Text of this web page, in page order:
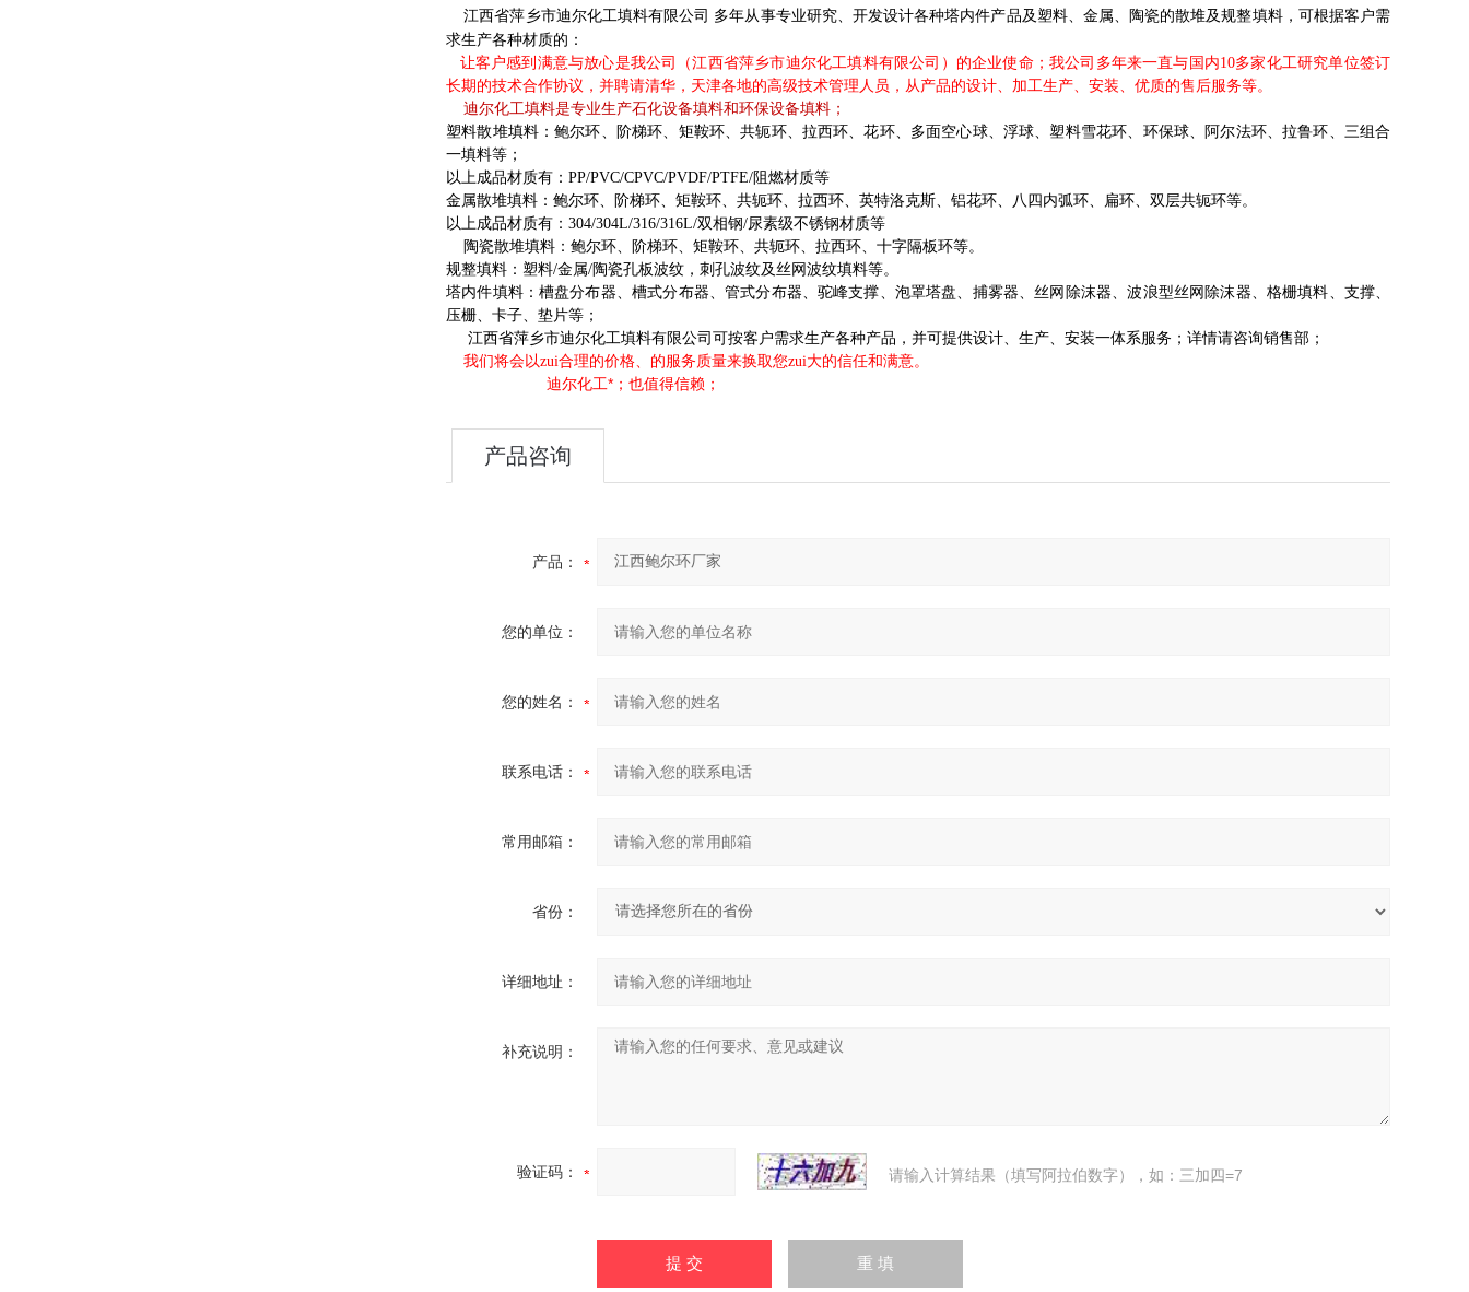
江西省萍乡市迪尔化工填料有限公司 多年从事专业研究、开发设计各种塔内件产品及塑料、金属、陶瓷的散堆及规整填料，可根据客户需
求生产各种材质的：
让客户感到满意与放心是我公司（江西省萍乡市迪尔化工填料有限公司）的企业使命；我公司多年来一直与国内10多家化工研究单位签订
长期的技术合作协议，并聘请清华，天津各地的高级技术管理人员，从产品的设计、加工生产、安装、优质的售后服务等。
迪尔化工填料是专业生产石化设备填料和环保设备填料；
塑料散堆填料：鲍尔环、阶梯环、矩鞍环、共轭环、拉西环、花环、多面空心球、浮球、塑料雪花环、环保球、阿尔法环、拉鲁环、三组合
一填料等；
以上成品材质有：PP/PVC/CPVC/PVDF/PTFE/阻燃材质等
金属散堆填料：鲍尔环、阶梯环、矩鞍环、共轭环、拉西环、英特洛克斯、铝花环、八四内弧环、扁环、双层共轭环等。
以上成品材质有：304/304L/316/316L/双相钢/尿素级不锈钢材质等
陶瓷散堆填料：鲍尔环、阶梯环、矩鞍环、共轭环、拉西环、十字隔板环等。
规整填料：塑料/金属/陶瓷孔板波纹，刺孔波纹及丝网波纹填料等。
塔内件填料：槽盘分布器、槽式分布器、管式分布器、驼峰支撑、泡罩塔盘、捕雾器、丝网除沫器、波浪型丝网除沫器、格栅填料、支撑、
压栅、卡子、垫片等；
江西省萍乡市迪尔化工填料有限公司可按客户需求生产各种产品，并可提供设计、生产、安装一体系服务；详情请咨询销售部；
我们将会以zui合理的价格、的服务质量来换取您zui大的信任和满意。
迪尔化工*；也值得信赖；
产品咨询
产品：
您的单位：
您的姓名：
联系电话：
常用邮箱：
省份：
详细地址：
补充说明：
验证码： 请输入计算结果（填写阿拉伯数字），如：三加四=7